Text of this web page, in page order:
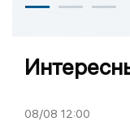
08/08 12:00